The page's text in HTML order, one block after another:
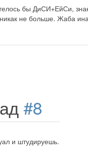
бы ДиСИ+ЕйСи,
не больше. Жаба
#8
и штудируешь.